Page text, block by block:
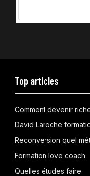
Top articles
Comment devenir riche
David Laroche
Reconversion quel
Formation love coach
Quelles études faire